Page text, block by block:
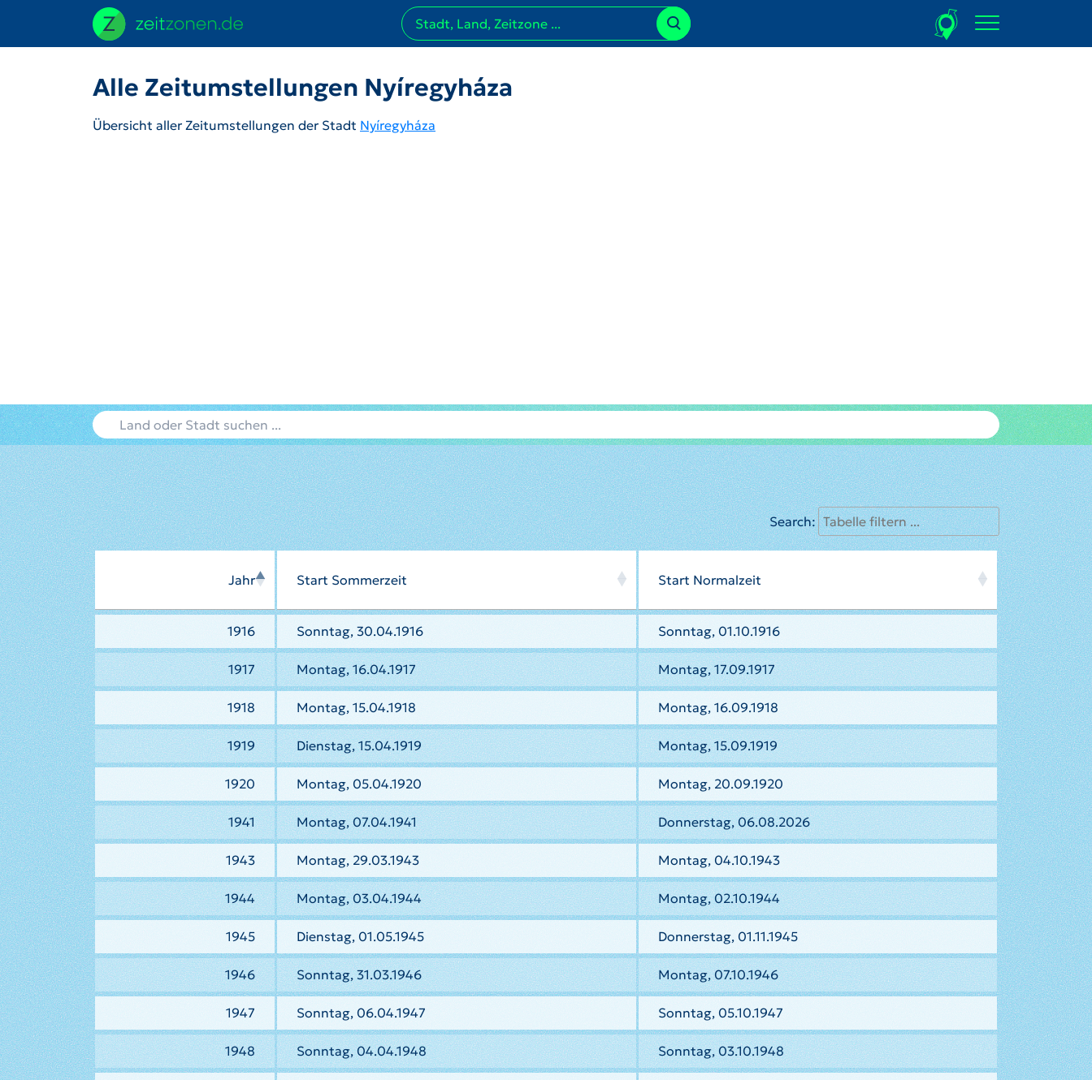
Alle Zeitumstellungen Nyíregyháza
Übersicht aller Zeitumstellungen der Stadt Nyíregyháza
Search:
Jahr Start Sommerzeit Start Normalzeit
1916 Sonntag, 30.04.1916 Sonntag, 01.10.1916
1917 Montag, 16.04.1917 Montag, 17.09.1917
1918 Montag, 15.04.1918 Montag, 16.09.1918
1919 Dienstag, 15.04.1919 Montag, 15.09.1919
1920 Montag, 05.04.1920 Montag, 20.09.1920
1941 Montag, 07.04.1941 Donnerstag, 06.08.2026
1943 Montag, 29.03.1943 Montag, 04.10.1943
1944 Montag, 03.04.1944 Montag, 02.10.1944
1945 Dienstag, 01.05.1945 Donnerstag, 01.11.1945
1946 Sonntag, 31.03.1946 Montag, 07.10.1946
1947 Sonntag, 06.04.1947 Sonntag, 05.10.1947
1948 Sonntag, 04.04.1948 Sonntag, 03.10.1948